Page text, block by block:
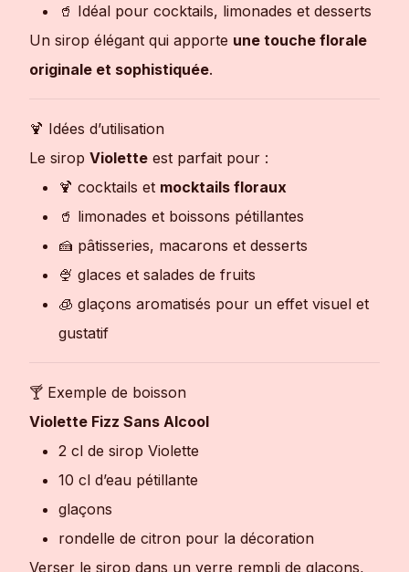
🥤 Idéal pour cocktails, limonades et desserts
Un sirop élégant qui apporte une touche florale
originale et sophistiquée.
🍹 Idées d’utilisation
Le sirop Violette est parfait pour :
🍹 cocktails et mocktails floraux
🥤 limonades et boissons pétillantes
🍰 pâtisseries, macarons et desserts
🍨 glaces et salades de fruits
🧊 glaçons aromatisés pour un effet visuel et
gustatif
🍸 Exemple de boisson
Violette Fizz Sans Alcool
2 cl de sirop Violette
10 cl d’eau pétillante
glaçons
rondelle de citron pour la décoration
Verser le sirop dans un verre rempli de glaçons,